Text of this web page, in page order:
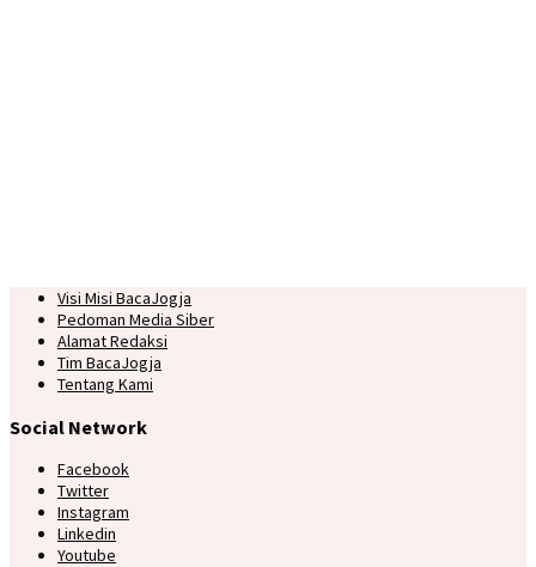
Visi Misi BacaJogja
Pedoman Media Siber
Alamat Redaksi
Tim BacaJogja
Tentang Kami
Social Network
Facebook
Twitter
Instagram
Linkedin
Youtube